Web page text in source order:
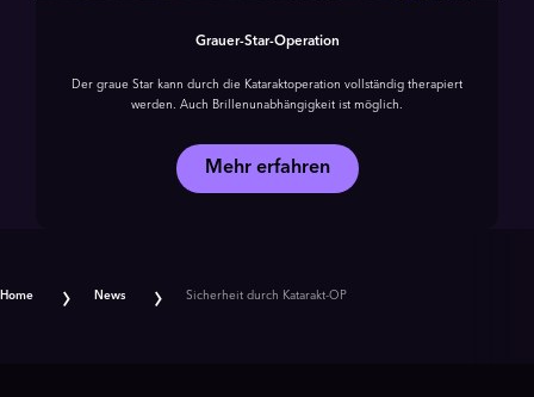
Grauer-Star-Operation
Der graue Star kann durch die Kataraktoperation vollständig therapiert
werden. Auch Brillenunabhängigkeit ist möglich.
Mehr erfahren
Home News Sicherheit durch Katarakt-OP